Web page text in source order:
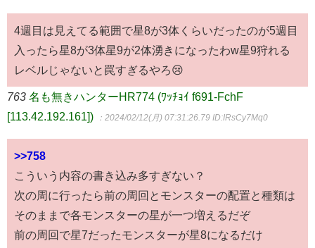
4週目は見えてる範囲で星8が3体くらいだったのが5週目
入ったら星8が3体星9が2体湧きになったわw星9狩れる
レベルじゃないと罠すぎるやろ😢
763 名も無きハンターHR774 (ﾜｯﾁｮｲ f691-FchF
[113.42.192.161])
：2024/02/12(月) 07:31:26.79 ID:IRsCy7Mq0
>>758
こういう内容の書き込み多すぎない？
次の周に行ったら前の周回とモンスターの配置と種類は
そのままで各モンスターの星が一つ増えるだぞ
前の周回で星7だったモンスターが星8になるだけ